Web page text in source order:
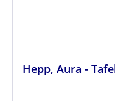
Hepp, Aura -